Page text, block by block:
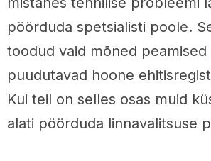
pöörduda spetsialisti poole.
toodud vaid mõned peamised
puudutavad hoone
Kui teil on selles osas muid
alati pöörduda linnavalitsuse